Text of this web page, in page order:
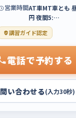
営業時間AT車MT車とも
円 夜間5:…
講習ガイド認定
電話で予約する
問い合わせる(入力30秒)